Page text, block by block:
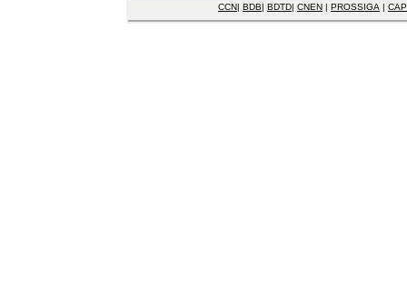
CCN| BDB| BDTD| CNEN | PROSSIGA |